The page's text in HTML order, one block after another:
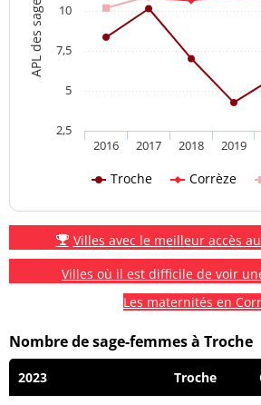
Troche Corrèze
2016 2017 2018 2019
2,5
5
7,5
10
Villes avec le meilleur accès
Villes où il est difficile de voir
Les maternités en
Nombre de sage-femmes à Troche
2023 Troche